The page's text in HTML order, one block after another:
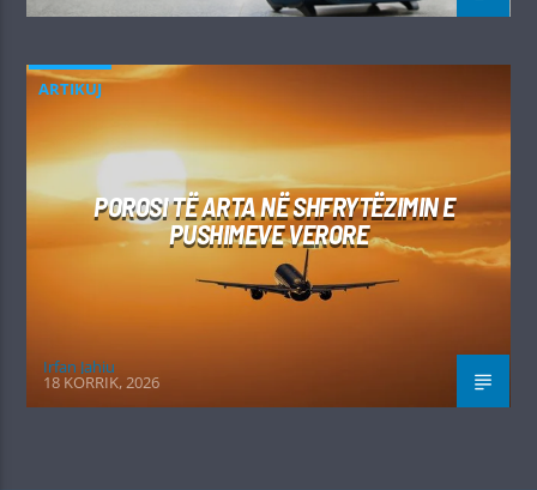
ARTIKUJ
POROSI TË ARTA NË SHFRYTËZIMIN E
PUSHIMEVE VERORE
Irfan Jahiu
18 KORRIK, 2026